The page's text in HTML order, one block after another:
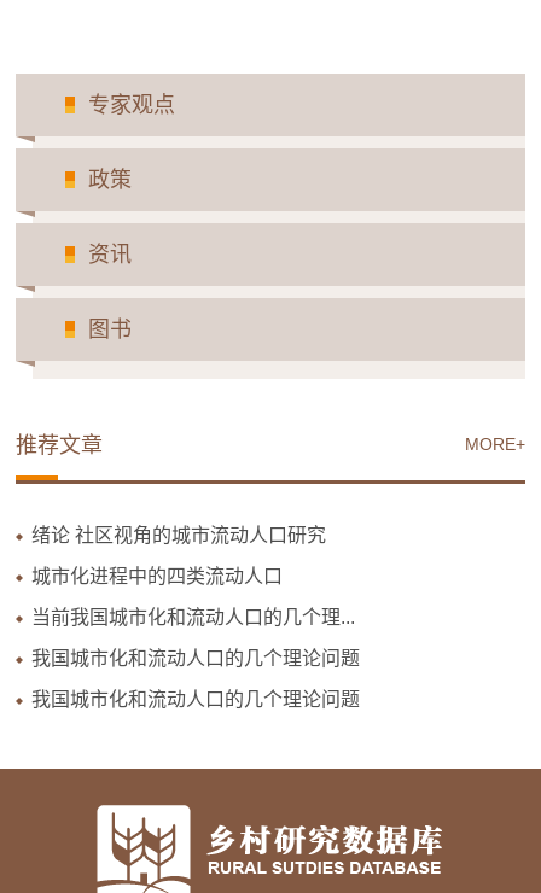
专家观点
政策
资讯
图书
MORE+
推荐文章
绪论 社区视角的城市流动人口研究
城市化进程中的四类流动人口
当前我国城市化和流动人口的几个理...
我国城市化和流动人口的几个理论问题
我国城市化和流动人口的几个理论问题